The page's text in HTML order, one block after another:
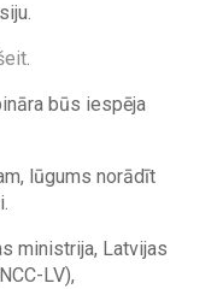
.
būs iespēja
lūgums norādīt
ministrija, Latvijas
LV),